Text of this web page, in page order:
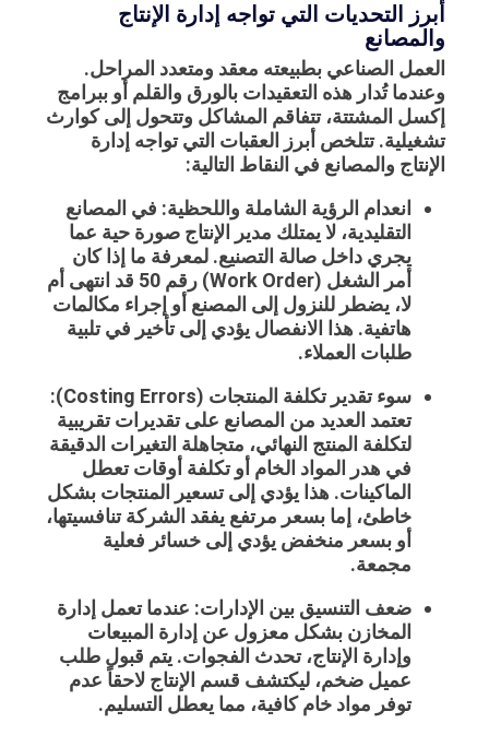
أبرز التحديات التي تواجه إدارة الإنتاج
والمصانع
العمل الصناعي بطبيعته معقد ومتعدد المراحل.
وعندما تُدار هذه التعقيدات بالورق والقلم أو ببرامج
إكسل المشتتة، تتفاقم المشاكل وتتحول إلى كوارث
تشغيلية. تتلخص أبرز العقبات التي تواجه إدارة
الإنتاج والمصانع في النقاط التالية:
انعدام الرؤية الشاملة واللحظية: في المصانع
التقليدية، لا يمتلك مدير الإنتاج صورة حية عما
يجري داخل صالة التصنيع. لمعرفة ما إذا كان
أمر الشغل (Work Order) رقم 50 قد انتهى أم
لا، يضطر للنزول إلى المصنع أو إجراء مكالمات
هاتفية. هذا الانفصال يؤدي إلى تأخير في تلبية
طلبات العملاء.
سوء تقدير تكلفة المنتجات (Costing Errors):
تعتمد العديد من المصانع على تقديرات تقريبية
لتكلفة المنتج النهائي، متجاهلة التغيرات الدقيقة
في هدر المواد الخام أو تكلفة أوقات تعطل
الماكينات. هذا يؤدي إلى تسعير المنتجات بشكل
خاطئ، إما بسعر مرتفع يفقد الشركة تنافسيتها،
أو بسعر منخفض يؤدي إلى خسائر فعلية
مجمعة.
ضعف التنسيق بين الإدارات: عندما تعمل إدارة
المخازن بشكل معزول عن إدارة المبيعات
وإدارة الإنتاج، تحدث الفجوات. يتم قبول طلب
عميل ضخم، ليكتشف قسم الإنتاج لاحقاً عدم
توفر مواد خام كافية، مما يعطل التسليم.